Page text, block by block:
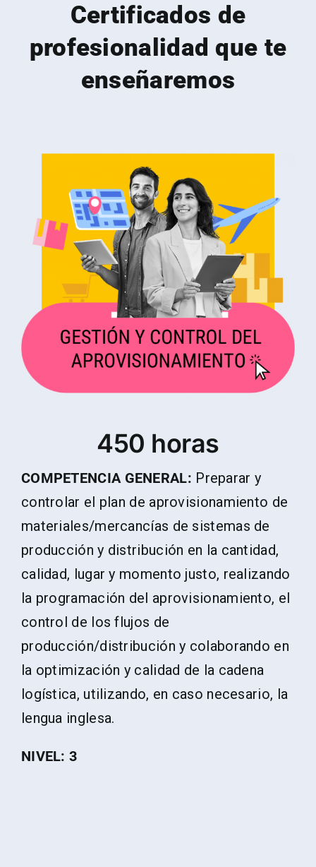
Certificados de
profesionalidad que te
enseñaremos
450 horas
COMPETENCIA GENERAL: Preparar y
controlar el plan de aprovisionamiento de
materiales/mercancías de sistemas de
producción y distribución en la cantidad,
calidad, lugar y momento justo, realizando
la programación del aprovisionamiento, el
control de los flujos de
producción/distribución y colaborando en
la optimización y calidad de la cadena
logística, utilizando, en caso necesario, la
lengua inglesa.
NIVEL: 3